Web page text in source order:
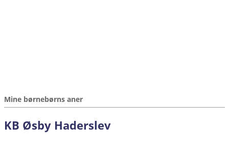
Mine børnebørns aner
KB Øsby Haderslev